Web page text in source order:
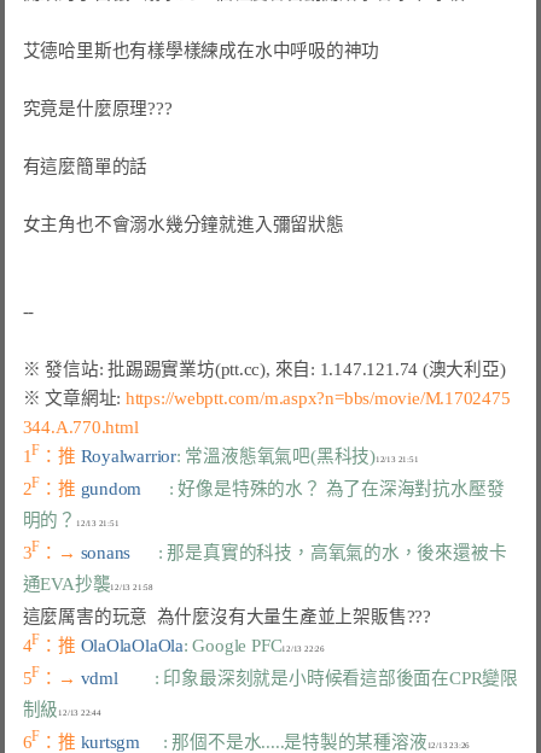
艾德哈里斯也有樣學樣練成在水中呼吸的神功
究竟是什麼原理???
有這麼簡單的話
女主角也不會溺水幾分鐘就進入彌留狀態
※ 發信站: 批踢踢實業坊(ptt.cc), 來自: 1.147.121.74 (澳大利亞)
※ 文章網址: https://webptt.com/m.aspx?n=bbs/movie/M.1702475
344.A.770.html
1F ：推 Royalwarrior: 常溫液態氧氣吧(黑科技)
2F ：推 gundom : 好像是特殊的水？ 為了在深海對抗水壓發
明的？
3F ：→ sonans : 那是真實的科技，高氧氣的水，後來還被卡
通EVA抄襲
12/13 21:58
4F ：推 OlaOlaOlaOla: Google PFC 12/13 22:26
5F ：→ vdml : 印象最深刻就是小時候看這部後面在CPR變限
制級
12/13 22:44
6F ：推 kurtsgm : 那個不是水.....是特製的某種溶液